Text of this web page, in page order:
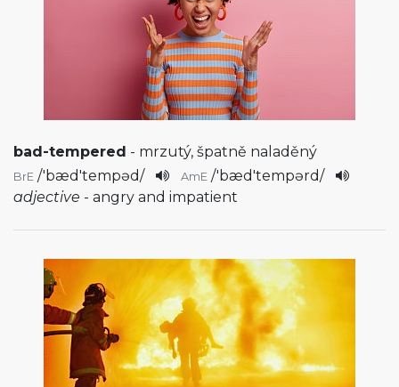
bad-tempered - mrzutý, špatně naladěný
BrE /'bæd'tempəd/ AmE /'bæd'tempərd/
adjective - angry and impatient